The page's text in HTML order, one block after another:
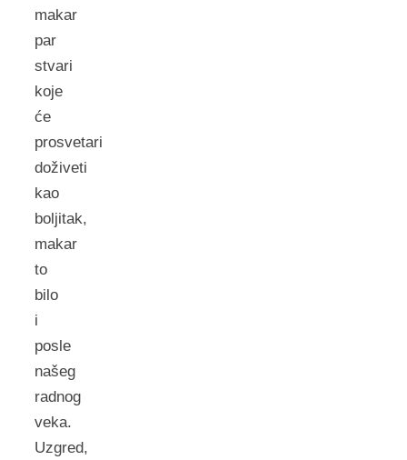
makar
par
stvari
koje
će
prosvetari
doživeti
kao
boljitak,
makar
to
bilo
i
posle
našeg
radnog
veka.
Uzgred,